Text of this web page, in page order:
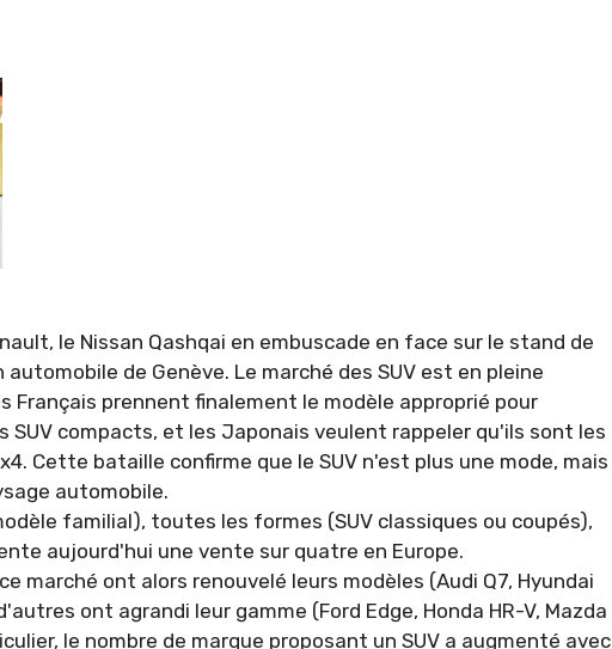
le Nissan Qashqai en embuscade en face sur le stand de
de Genève. Le marché des SUV est en pleine
Français prennent finalement le modèle approprié pour
SUV compacts, et les Japonais veulent rappeler qu'ils sont les
Cette bataille confirme que le SUV n'est plus une mode, mais
automobile.
familial), toutes les formes (SUV classiques ou coupés),
aujourd'hui une vente sur quatre en Europe.
marché ont alors renouvelé leurs modèles (Audi Q7, Hyundai
ont agrandi leur gamme (Ford Edge, Honda HR-V, Mazda
le nombre de marque proposant un SUV a augmenté avec